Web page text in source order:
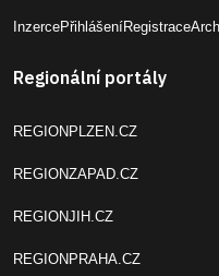
InzercePřihlášeníRegistrace
Regionální portály
REGIONPLZEN.CZ
REGIONZAPAD.CZ
REGIONJIH.CZ
REGIONPRAHA.CZ